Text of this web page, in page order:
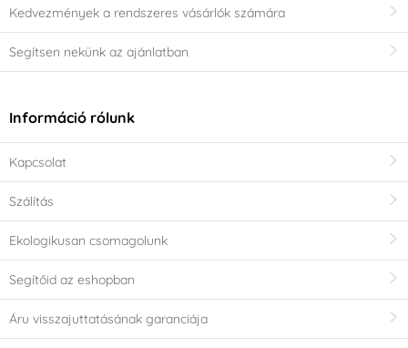
Kedvezmények a rendszeres vásárlók számára
Segítsen nekünk az ajánlatban
Információ rólunk
Kapcsolat
Szálítás
Ekologikusan csomagolunk
Segítőid az eshopban
Áru visszajuttatásának garanciája